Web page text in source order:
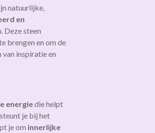
natuurlijke,
en
Deze steen
brengen en om de
van inspiratie en
energiedie helpt
je bij het
je om innerlijke